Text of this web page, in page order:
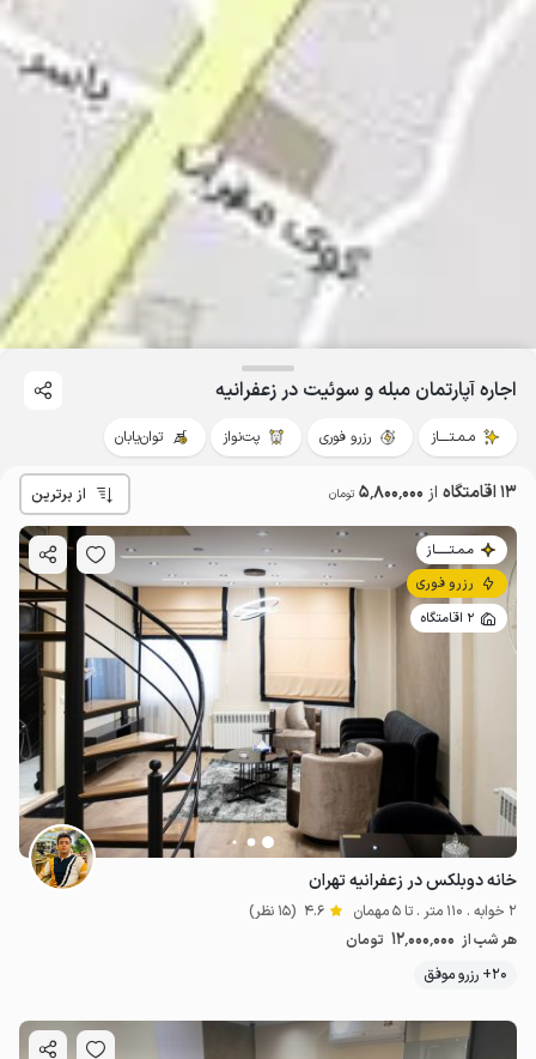
اجاره آپارتمان مبله و سوئیت در زعفرانیه
مـمـتــــاز رزرو فوری پت‌نواز توان‌یابان
13 اقامتگاه از 5٬800٬000 تومان از برترین
مـمـتــــــاز
رزرو فوری
2 اقامتگاه
خانه دوبلکس در زعفرانیه تهران
2 خوابه . 110 متر . تا 5 مهمان 4.6 (15 نظر)
هر شب از 12٬000٬000 تومان
20+ رزرو موفق